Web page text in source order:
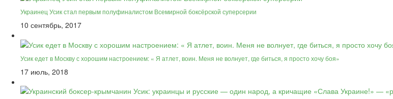
Украинец Усик стал первым полуфиналистом Всемирной боксёрской суперсерии
10 сентябрь, 2017
Усик едет в Москву с хорошим настроением: « Я атлет, воин. Меня не волнует, где биться, я просто хочу боя»
17 июль, 2018